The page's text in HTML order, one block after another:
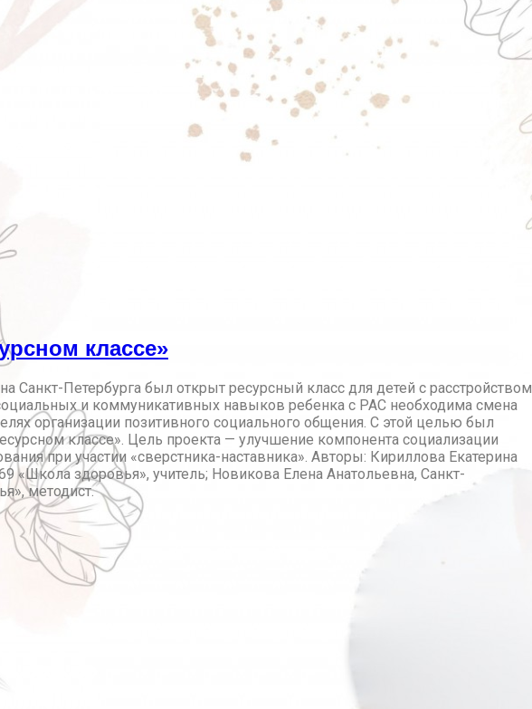
классе»
Санкт-Петербурга был открыт ресурсный класс для детей с расстройством
и коммуникативных навыков ребенка с РАС необходима смена
организации позитивного социального общения. С этой целью был
классе». Цель проекта — улучшение компонента социализации
при участии «сверстника-наставника». Авторы: Кириллова Екатерина
«Школа здоровья», учитель; Новикова Елена Анатольевна, Санкт-
методист.